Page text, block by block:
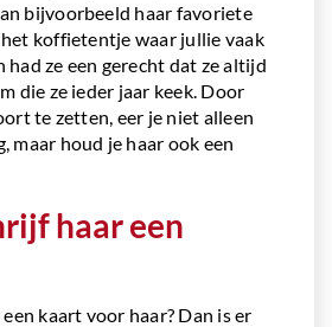
bijvoorbeeld haar favoriete
koffietentje waar jullie vaak
had ze een gerecht dat ze altijd
die ze ieder jaar keek. Door
te zetten, eer je niet alleen
maar houd je haar ook een
haar een
kaart voor haar? Dan is er